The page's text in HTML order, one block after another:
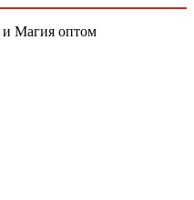
и Магия оптом